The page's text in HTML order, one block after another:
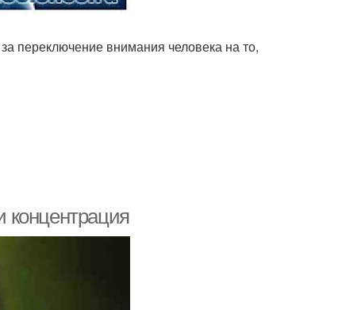
переключение внимания человека на то,
концентрация